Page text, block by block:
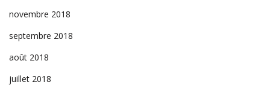
novembre 2018
septembre 2018
août 2018
juillet 2018